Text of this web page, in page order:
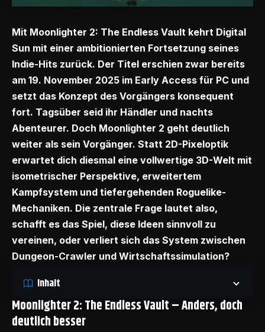
Mit Moonlighter 2: The Endless Vault kehrt Digital
Sun mit einer ambitionierten Fortsetzung seines
Indie-Hits zurück. Der Titel erschien zwar bereits
am 19. November 2025 im Early Access für PC und
setzt das Konzept des Vorgängers konsequent
fort. Tagsüber seid ihr Händler und nachts
Abenteurer. Doch Moonlighter 2 geht deutlich
weiter als sein Vorgänger. Statt 2D-Pixeloptik
erwartet dich diesmal eine vollwertige 3D-Welt mit
isometrischer Perspektive, erweitertem
Kampfsystem und tiefergehenden Roguelike-
Mechaniken. Die zentrale Frage lautet also,
schafft es das Spiel, diese Ideen sinnvoll zu
vereinen, oder verliert sich das System zwischen
Dungeon-Crawler und Wirtschaftssimulation?
Inhalt
Moonlighter 2: The Endless Vault – Anders, doch
deutlich besser